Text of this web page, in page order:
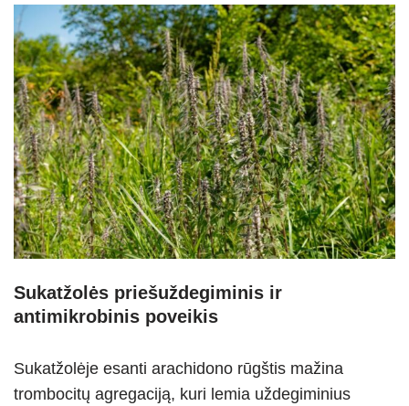
Sukatžolės priešuždegiminis ir
antimikrobinis poveikis
Sukatžolėje esanti arachidono rūgštis mažina
trombocitų agregaciją, kuri lemia uždegiminius